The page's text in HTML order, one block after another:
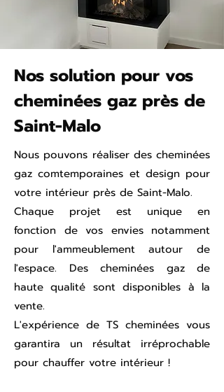
Nos solution pour vos
cheminées gaz près de
Saint-Malo
Nous pouvons réaliser des cheminées
gaz comtemporaines et design pour
votre intérieur près de Saint-Malo.
Chaque projet est unique en
fonction de vos envies notamment
pour l'ammeublement autour de
l'espace. Des cheminées gaz de
haute qualité sont disponibles à la
vente.
L'expérience de TS cheminées vous
garantira un résultat irréprochable
pour chauffer votre intérieur !